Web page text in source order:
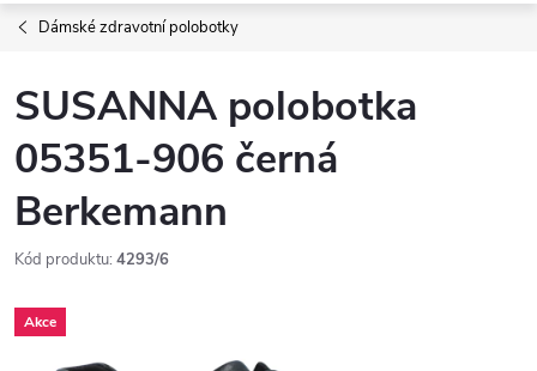
Dámské zdravotní polobotky
SUSANNA polobotka
05351-906 černá
Berkemann
Kód produktu: 4293/6
Akce